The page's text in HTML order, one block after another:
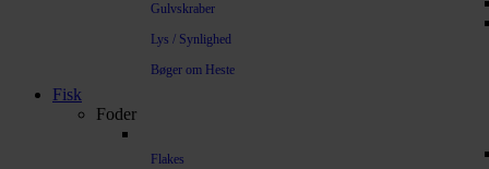
Gulvskraber
Lys / Synlighed
Bøger om Heste
Fisk
Foder
Flakes